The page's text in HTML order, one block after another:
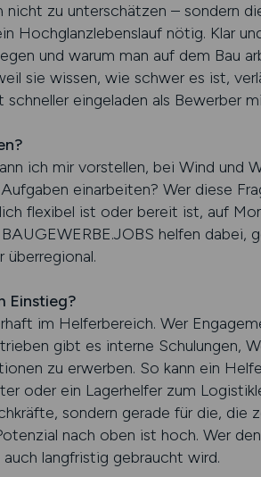
zu unterschätzen – sondern
Hochglanzlebenslauf nötig. Klar
und warum man auf dem Bau
sie wissen, wie schwer es ist,
eingeladen als Bewerber
ich mir vorstellen, bei Wind und
einarbeiten? Wer diese
flexibel ist oder bereit ist, auf
helfen dabei,
überregional.
Einstieg?
im Helferbereich. Wer
gibt es interne Schulungen,
zu erwerben. So kann ein
oder ein Lagerhelfer zum
sondern gerade für die, die
nach oben ist hoch. Wer
langfristig gebraucht wird.